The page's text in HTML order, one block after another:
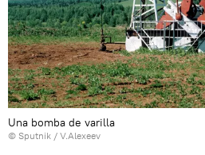
Una bomba de varilla
© Sputnik / V.Alexeev